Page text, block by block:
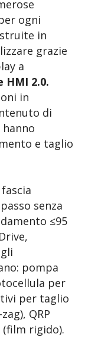
ogni
in
grazie
a
2.0.
in
di
e taglio
senza
≤95
pompa
per
per taglio
QRP
(film rigido).